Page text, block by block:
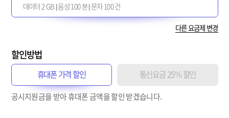
데이터 2 GB | 음성 100 분 | 문자 100 건
다른 요금제 변경
할인방법
휴대폰 가격 할인 통신요금 25% 할인
공시지원금을 받아 휴대폰 금액을 할인 받겠습니다.